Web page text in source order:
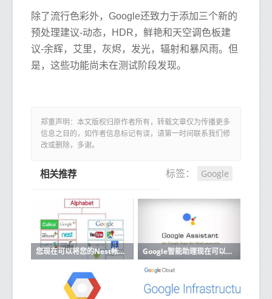
除了流行色彩外，Google还致力于添加三个新的
预处理建议-动态，HDR，鲜艳和天空调色板建
议-余辉，艾里，灰烬，发光，辐射和暴风雨。但
是，这些功能尚未在测试阶段发现。
郑重声明：本文版权归原作者所有，转载文章仅为传播更多
信息之目的，如作者信息标记有误，请第一时间联系我们修
改或删除，多谢。
标签： Google
相关推荐
您现在可以将您的Nest帐户迁移到Google帐户 Google智能助理现在可以阅读和回复来自更多应用的消息